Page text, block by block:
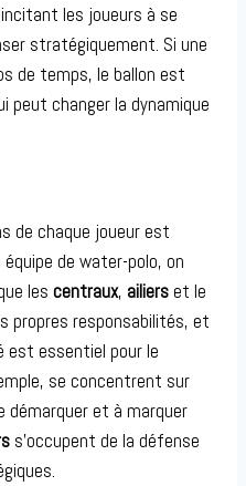
les joueurs à se
stratégiquement. Si une
de temps, le ballon est
peut changer la dynamique
de chaque joueur est
de water-polo, on
les centraux, ailierset le
propres responsabilités, et
est essentiel pour le
se concentrent sur
démarquer et à marquer
s’occupent de la défense